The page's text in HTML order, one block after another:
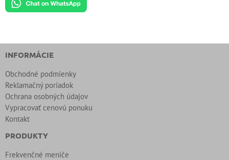
INFORMÁCIE
Obchodné podmienky
Reklamačný poriadok
Ochrana osobných údajov
Vypracovať cenovú ponuku
Kontakt
PRODUKTY
Frekvenčné meniče